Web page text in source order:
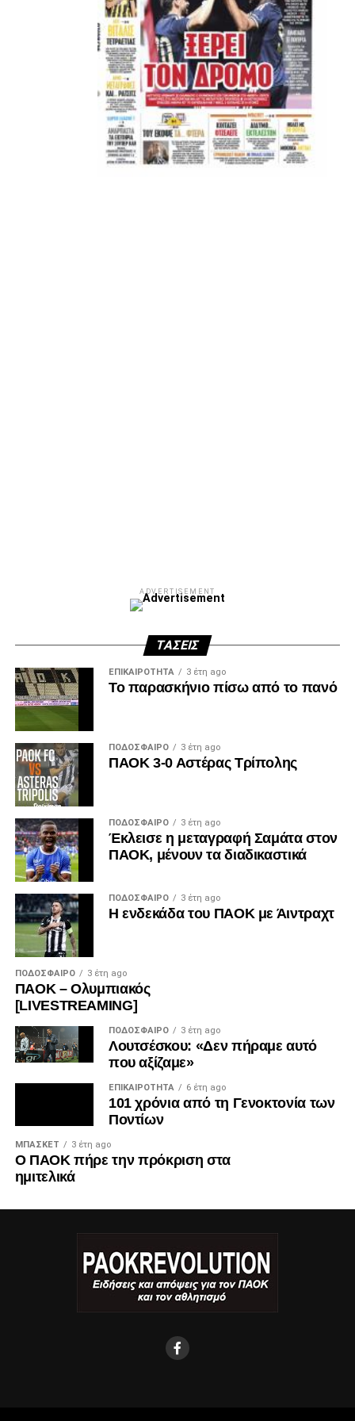
ADVERTISEMENT
ΤΆΣΕΙΣ
ΕΠΙΚΑΙΡΌΤΗΤΑ 3 έτη ago
Το παρασκήνιο πίσω από το πανό
ΠΟΔΌΣΦΑΙΡΟ 3 έτη ago
ΠΑΟΚ 3-0 Αστέρας Τρίπολης
ΠΟΔΌΣΦΑΙΡΟ 3 έτη ago
Έκλεισε η μεταγραφή Σαμάτα στον
ΠΑΟΚ, μένουν τα διαδικαστικά
ΠΟΔΌΣΦΑΙΡΟ 3 έτη ago
Η ενδεκάδα του ΠΑΟΚ με Άιντραχτ
ΠΟΔΌΣΦΑΙΡΟ 3 έτη ago
ΠΑΟΚ – Ολυμπιακός
[LIVESTREAMING]
ΠΟΔΌΣΦΑΙΡΟ 3 έτη ago
Λουτσέσκου: «Δεν πήραμε αυτό
που αξίζαμε»
ΕΠΙΚΑΙΡΌΤΗΤΑ 6 έτη ago
101 χρόνια από τη Γενοκτονία των
Ποντίων
ΜΠΆΣΚΕΤ 3 έτη ago
Ο ΠΑΟΚ πήρε την πρόκριση στα
ημιτελικά